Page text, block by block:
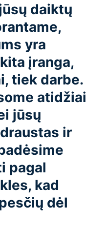
daiktų
yra
įranga,
tiek darbe.
atidžiai
jūsų
ir
pagal
kad
dėl